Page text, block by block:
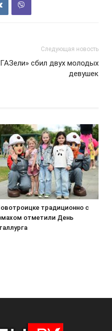
Следующая новость
сбил двух молодых
девушек
традиционно с
отметили День